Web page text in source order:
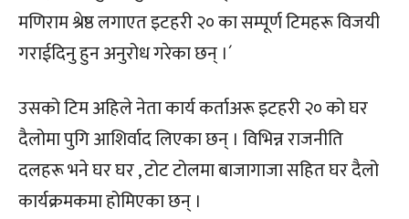
मणिराम श्रेष्ठ लगाएत इटहरी २० का सम्पूर्ण टिमहरू विजयी
गराईदिनु हुन अनुरोध गरेका छन् ।´
उसको टिम अहिले नेता कार्य कर्ताअरू इटहरी २० को घर
दैलोमा पुगि आशिर्वाद लिएका छन् । विभिन्न राजनीति
दलहरू भने घर घर , टोट टोलमा बाजागाजा सहित घर दैलो
कार्यक्रमकमा होमिएका छन् ।